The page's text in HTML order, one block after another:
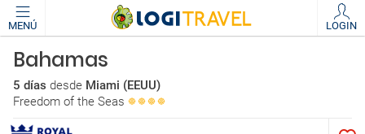
MENÚ LOGIN
Bahamas
5 días desde Miami (EEUU)
Freedom of the Seas